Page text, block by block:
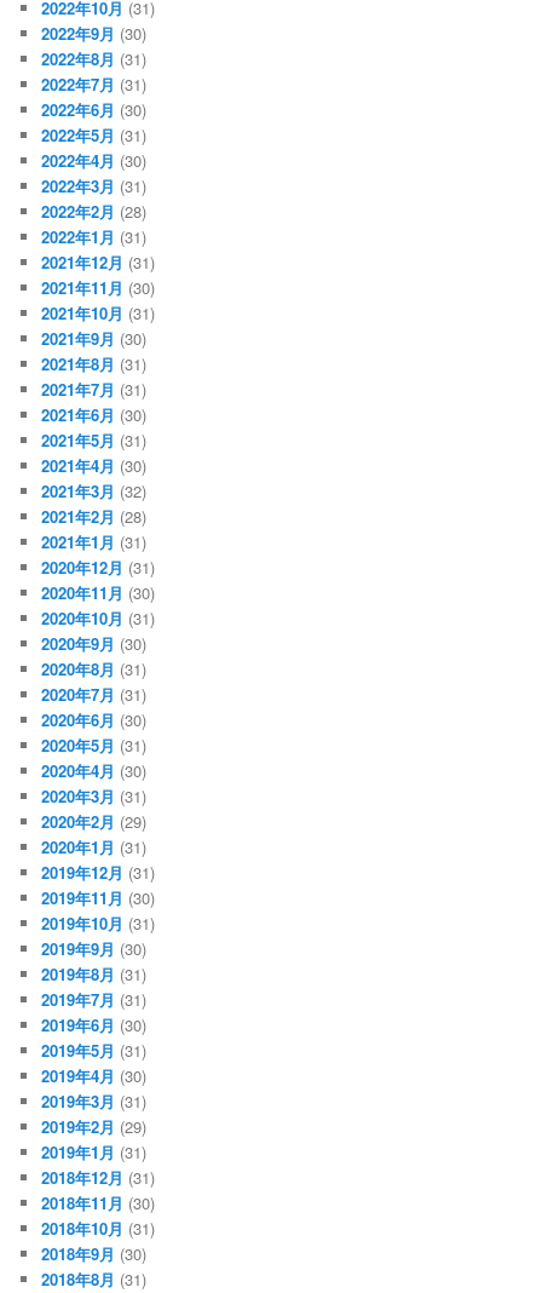
2022年10月 (31)
2022年9月 (30)
2022年8月 (31)
2022年7月 (31)
2022年6月 (30)
2022年5月 (31)
2022年4月 (30)
2022年3月 (31)
2022年2月 (28)
2022年1月 (31)
2021年12月 (31)
2021年11月 (30)
2021年10月 (31)
2021年9月 (30)
2021年8月 (31)
2021年7月 (31)
2021年6月 (30)
2021年5月 (31)
2021年4月 (30)
2021年3月 (32)
2021年2月 (28)
2021年1月 (31)
2020年12月 (31)
2020年11月 (30)
2020年10月 (31)
2020年9月 (30)
2020年8月 (31)
2020年7月 (31)
2020年6月 (30)
2020年5月 (31)
2020年4月 (30)
2020年3月 (31)
2020年2月 (29)
2020年1月 (31)
2019年12月 (31)
2019年11月 (30)
2019年10月 (31)
2019年9月 (30)
2019年8月 (31)
2019年7月 (31)
2019年6月 (30)
2019年5月 (31)
2019年4月 (30)
2019年3月 (31)
2019年2月 (29)
2019年1月 (31)
2018年12月 (31)
2018年11月 (30)
2018年10月 (31)
2018年9月 (30)
2018年8月 (31)